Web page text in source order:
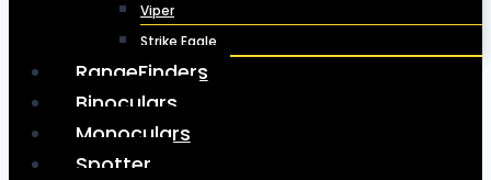
Viper
Strike Eagle
RangeFinders
Binoculars
Monoculars
Spotter